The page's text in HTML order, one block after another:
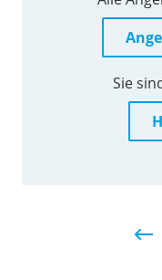
Sie